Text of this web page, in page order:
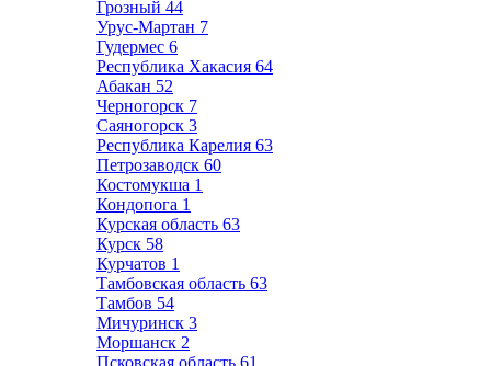
Грозный 44
Урус-Мартан 7
Гудермес 6
Республика Хакасия 64
Абакан 52
Черногорск 7
Саяногорск 3
Республика Карелия 63
Петрозаводск 60
Костомукша 1
Кондопога 1
Курская область 63
Курск 58
Курчатов 1
Тамбовская область 63
Тамбов 54
Мичуринск 3
Моршанск 2
Псковская область 61